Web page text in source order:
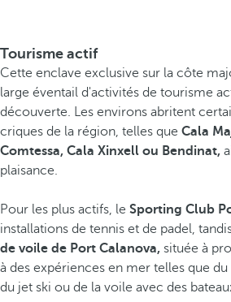
Tourisme actif
Cette enclave exclusive sur la côte
large éventail d'activités de tourisme
découverte. Les environs abritent
criques de la région, telles que Cala
Comtessa, Cala Xinxell ou Bendinat,
plaisance.
Pour les plus actifs, le Sporting Club
installations de tennis et de padel,
de voile de Port Calanova, située à
à des expériences en mer telles que du
du jet ski ou de la voile avec des